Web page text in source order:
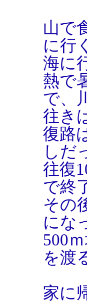
山で
に行
海に
熱で
で、
往き
復路
しだ
往復
で終
その
にな
500
を渡
家に